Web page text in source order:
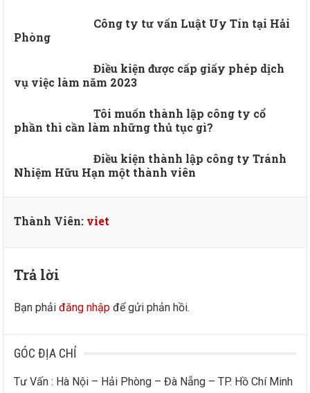
Công ty tư vấn Luật Uy Tín tại Hải
Phòng
Điều kiện được cấp giấy phép dịch
vụ việc làm năm 2023
Tôi muốn thành lập công ty cổ
phần thì cần làm những thủ tục gì?
Điều kiện thành lập công ty Tránh
Nhiệm Hữu Hạn một thành viên
Thành Viên: viet
Trả lời
Bạn phảiđăng nhập để gửi phản hồi.
GÓC ĐỊA CHỈ
Tư Vấn : Hà Nội – Hải Phòng – Đà Nẵng – TP. Hồ Chí Minh